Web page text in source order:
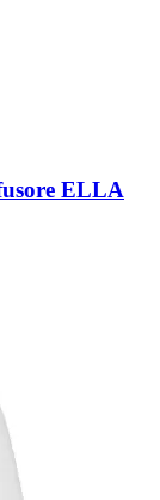
ELLA